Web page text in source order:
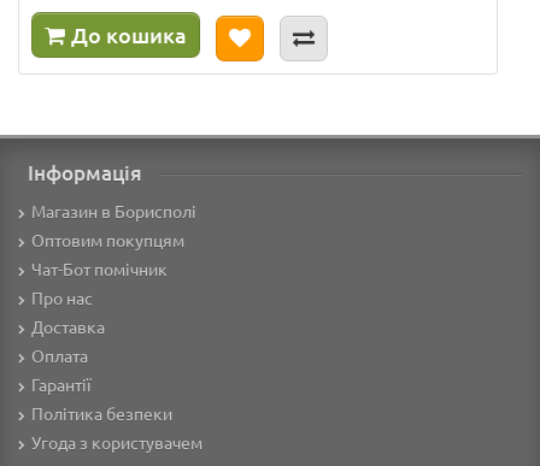
До кошика
Інформація
Магазин в Борисполі
Оптовим покупцям
Чат-Бот помічник
Про нас
Доставка
Оплата
Гарантії
Політика безпеки
Угода з користувачем